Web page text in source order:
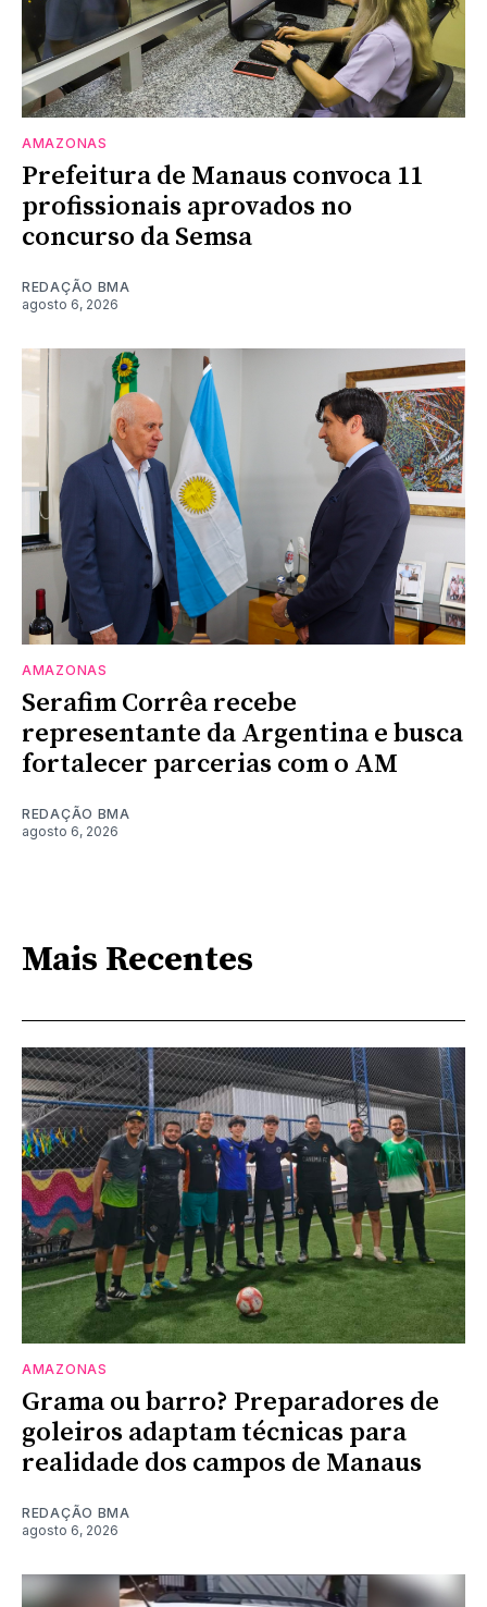
AMAZONAS
Prefeitura de Manaus convoca 11
profissionais aprovados no
concurso da Semsa
REDAÇÃO BMA
agosto 6, 2026
AMAZONAS
Serafim Corrêa recebe
representante da Argentina e busca
fortalecer parcerias com o AM
REDAÇÃO BMA
agosto 6, 2026
Mais Recentes
AMAZONAS
Grama ou barro? Preparadores de
goleiros adaptam técnicas para
realidade dos campos de Manaus
REDAÇÃO BMA
agosto 6, 2026